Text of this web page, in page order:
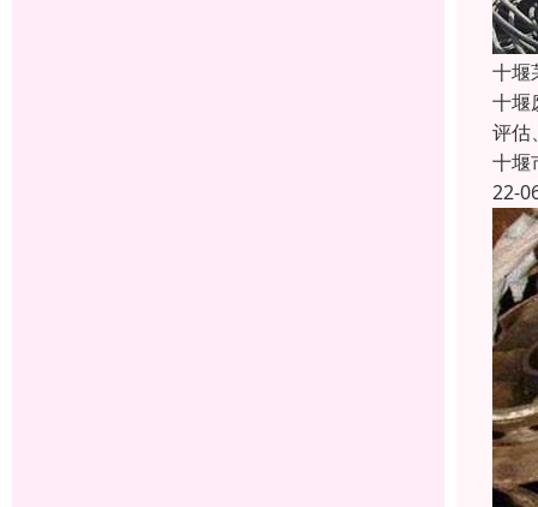
十堰
十堰
评估
十堰
22-